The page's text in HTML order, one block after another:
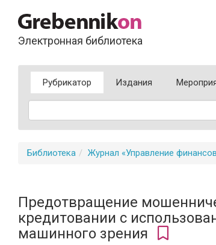
Электронная библиотека
Рубрикатор Издания
Библиотека Журнал «Управление
Предотвращение
кредитовании с
машинного зрения